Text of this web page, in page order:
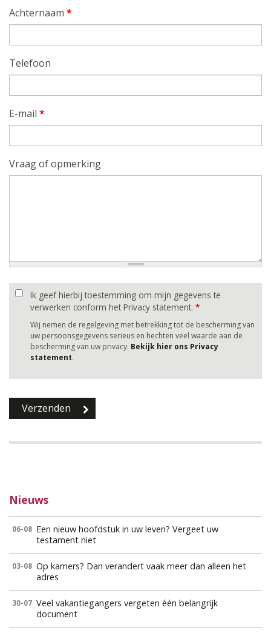
Achternaam *
Telefoon
E-mail *
Vraag of opmerking
Ik geef hierbij toestemming om mijn gegevens te
verwerken conform het Privacy statement. *
Wij nemen de regelgeving met betrekking tot de bescherming van
uw persoonsgegevens serieus en hechten veel waarde aan de
bescherming van uw privacy. Bekijk hier ons Privacy
statement.
Nieuws
06-08 Een nieuw hoofdstuk in uw leven? Vergeet uw
testament niet
03-08 Op kamers? Dan verandert vaak meer dan alleen het
adres
30-07 Veel vakantiegangers vergeten één belangrijk
document